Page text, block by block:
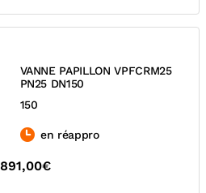
VANNE PAPILLON VPFCRM25
PN25 DN150
150
en réappro
891,00€